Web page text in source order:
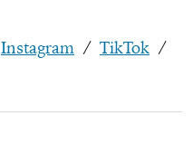
Instagram / TikTok /